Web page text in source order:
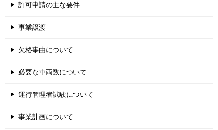
許可申請の主な要件
事業譲渡
欠格事由について
必要な車両数について
運行管理者試験について
事業計画について